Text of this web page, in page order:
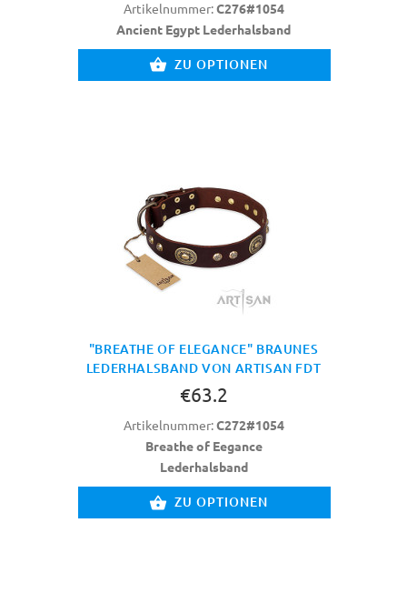
Artikelnummer:C276#1054
Ancient Egypt Lederhalsband
ZU OPTIONEN
"BREATHE OF ELEGANCE" BRAUNES
LEDERHALSBAND VON ARTISAN FDT
€63.2
Artikelnummer:C272#1054
Breathe of Eegance
Lederhalsband
ZU OPTIONEN